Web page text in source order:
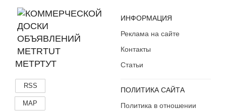
МЕТРТУТ
RSS
MAP
ИНФОРМАЦИЯ
Реклама на сайте
Контакты
Статьи
ПОЛИТИКА САЙТА
Политика в отношении